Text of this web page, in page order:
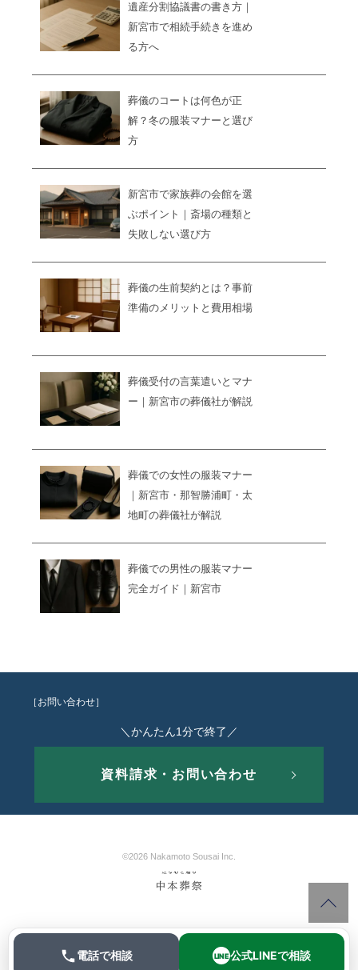
遺産分割協議書の書き方｜
新宮市で相続手続きを進め
る方へ
葬儀のコートは何色が正
解？冬の服装マナーと選び
方
新宮市で家族葬の会館を選
ぶポイント｜斎場の種類と
失敗しない選び方
葬儀の生前契約とは？事前
準備のメリットと費用相場
葬儀受付の言葉遣いとマナ
ー｜新宮市の葬儀社が解説
葬儀での女性の服装マナー
｜新宮市・那智勝浦町・太
地町の葬儀社が解説
葬儀での男性の服装マナー
完全ガイド｜新宮市
［お問い合わせ］
＼かんたん1分で終了／
資料請求・お問い合わせ
©2026 Nakamoto Sousai Inc.
電話で相談 LINE公式LINEで相談